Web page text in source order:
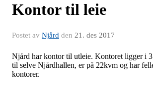
Kontor til leie
Postet av Njård den 21. des 2017
Njård har kontor til utleie. Kontoret ligger i
til selve Njårdhallen, er på 22kvm og har
kontorer.